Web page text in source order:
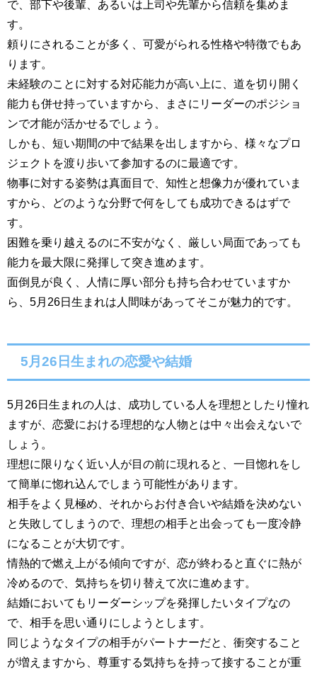
で、部下や後輩、あるいは上司や先輩から信頼を集めま
す。
頼りにされることが多く、可愛がられる性格や特徴でもあ
ります。
未経験のことに対する対応能力が高い上に、道を切り開く
能力も併せ持っていますから、まさにリーダーのポジショ
ンで才能が活かせるでしょう。
しかも、短い期間の中で結果を出しますから、様々なプロ
ジェクトを渡り歩いて参加するのに最適です。
物事に対する姿勢は真面目で、知性と想像力が優れていま
すから、どのような分野で何をしても成功できるはずで
す。
困難を乗り越えるのに不安がなく、厳しい局面であっても
能力を最大限に発揮して突き進めます。
面倒見が良く、人情に厚い部分も持ち合わせていますか
ら、5月26日生まれは人間味があってそこが魅力的です。
5月26日生まれの恋愛や結婚
5月26日生まれの人は、成功している人を理想としたり憧れ
ますが、恋愛における理想的な人物とは中々出会えないで
しょう。
理想に限りなく近い人が目の前に現れると、一目惚れをし
て簡単に惚れ込んでしまう可能性があります。
相手をよく見極め、それからお付き合いや結婚を決めない
と失敗してしまうので、理想の相手と出会っても一度冷静
になることが大切です。
情熱的で燃え上がる傾向ですが、恋が終わると直ぐに熱が
冷めるので、気持ちを切り替えて次に進めます。
結婚においてもリーダーシップを発揮したいタイプなの
で、相手を思い通りにしようとします。
同じようなタイプの相手がパートナーだと、衝突すること
が増えますから、尊重する気持ちを持って接することが重